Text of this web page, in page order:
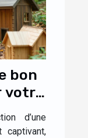
bon
votre
d’une